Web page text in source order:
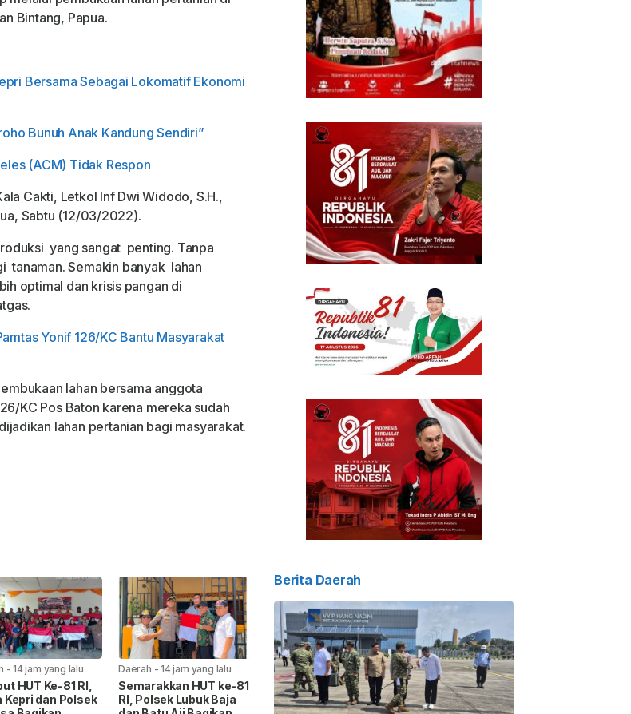
Bintang, Papua.
Bersama Sebagai Lokomatif Ekonomi
Bunuh Anak Kandung Sendiri”
(ACM) Tidak Respon
Cakti, Letkol Inf Dwi Widodo, S.H.,
Sabtu (12/03/2022).
yang sangat penting. Tanpa
tanaman. Semakin banyak lahan
optimal dan krisis pangan di
Yonif 126/KC Bantu Masyarakat
lahan bersama anggota
KC Pos Baton karena mereka sudah
lahan pertanian bagi masyarakat.
-14 jam yang lalu
HUT Ke-81 RI,
Kepri dan Polsek
Daerah -14 jam yang lalu
Semarakkan HUT ke-81
RI, Polsek Lubuk Baja
Berita Daerah